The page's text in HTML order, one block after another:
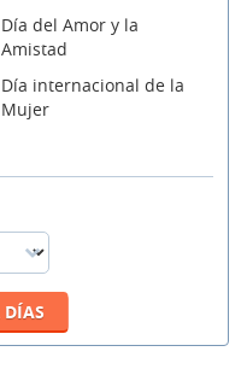
Día del Amor y la
Amistad
Día internacional de la
Mujer